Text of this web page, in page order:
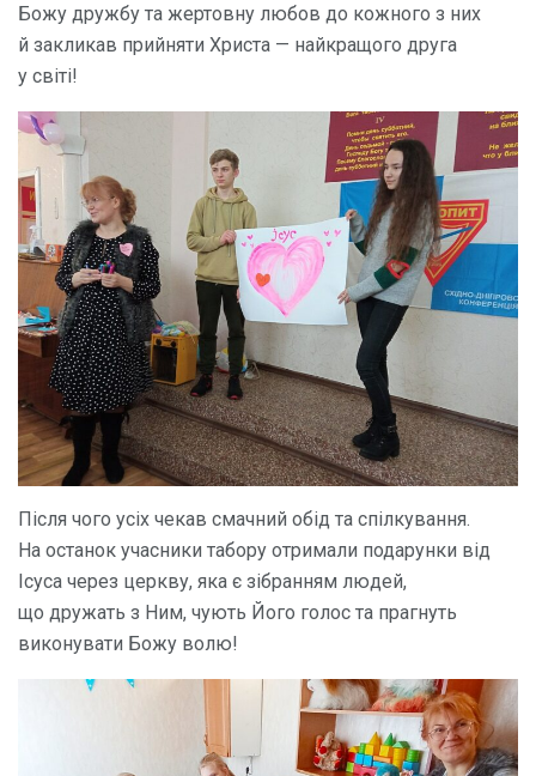
Божу дружбу та жертовну любов до кожного з них
й закликав прийняти Христа — найкращого друга
у світі!
Після чого усіх чекав смачний обід та спілкування.
На останок учасники табору отримали подарунки від
Ісуса через церкву, яка є зібранням людей,
що дружать з Ним, чують Його голос та прагнуть
виконувати Божу волю!